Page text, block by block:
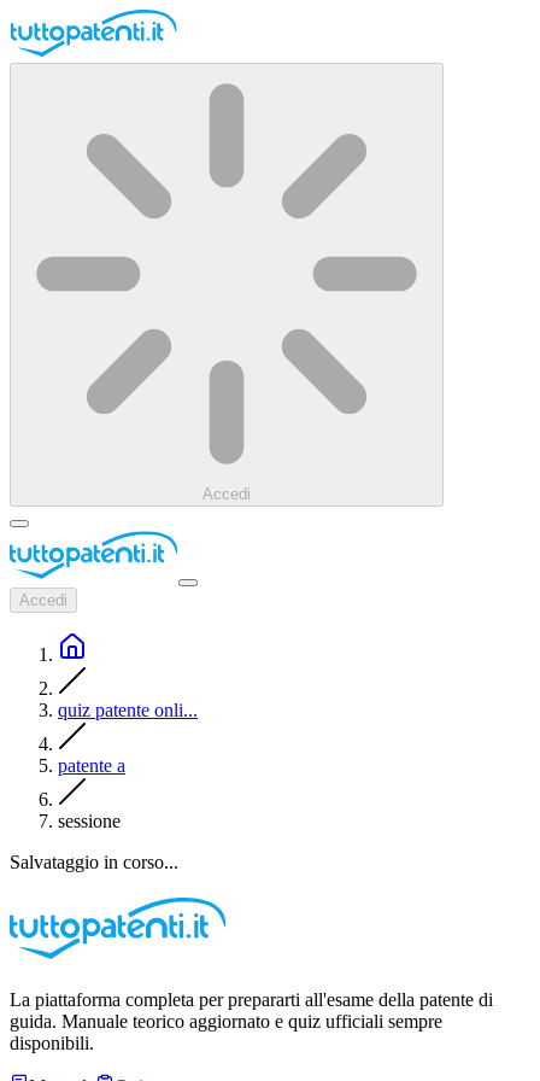
Accedi
Accedi
quiz patente onli...
patente a
sessione
Salvataggio in corso...
La piattaforma completa per prepararti all'esame della patente di
guida. Manuale teorico aggiornato e quiz ufficiali sempre
disponibili.